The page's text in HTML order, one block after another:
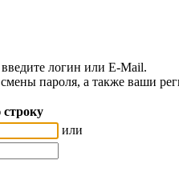
логин или E-Mail.
смены пароля, а также ваши
или